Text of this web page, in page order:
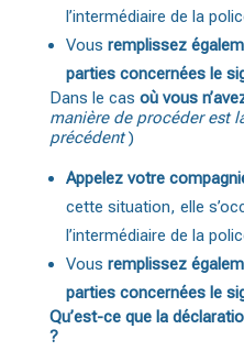
l’intermédiaire de la
Vous remplissez
parties concernées le
Dans le cas où vous
manière de procéder est
précédent)
Appelez votre
cette situation, elle
l’intermédiaire de la
Vous remplissez
parties concernées le
Qu’est-ce que la
?